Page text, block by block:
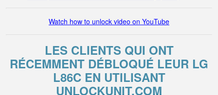
Watch how to unlock video on YouTube
LES CLIENTS QUI ONT
RÉCEMMENT DÉBLOQUÉ LEUR LG
L86C EN UTILISANT
UNLOCKUNIT.COM